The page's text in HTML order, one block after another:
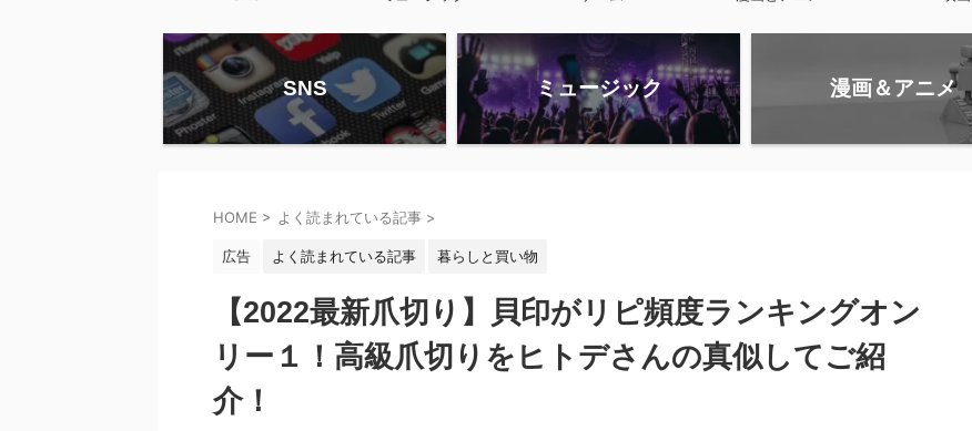
SNS ミュージック 漫画＆アニメ
HOME > よく読まれている記事 >
広告 よく読まれている記事 暮らしと買い物
【2022最新爪切り】貝印がリピ頻度ランキングオン
リー１！高級爪切りをヒトデさんの真似してご紹
介！